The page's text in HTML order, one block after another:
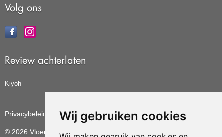
Wij gebruiken cookies
Volg ons
Review achterlaten
Kiyoh
Privacybeleid Cookiebeleid Update cookies voorkeuren
© 2026 Vloerbedekkingvoordelig